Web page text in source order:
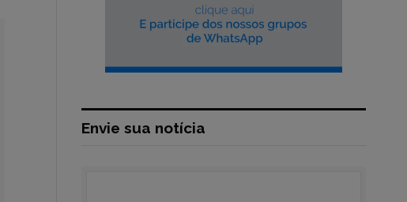
Envie sua notícia